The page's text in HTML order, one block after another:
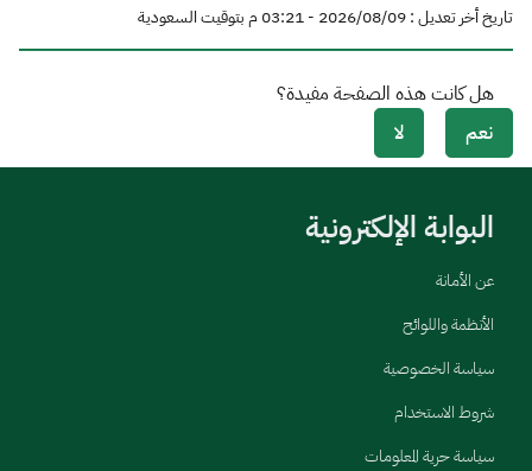
تاريخ أخر تعديل : 09‏/08‏/2026 - 03:21 م بتوقيت السعودية
هل كانت هذه الصفحة مفيدة؟
نعم
لا
البوابة الإلكترونية
عن الأمانة
الأنظمة واللوائح
سياسة الخصوصية
شروط الاستخدام
سياسة حرية المعلومات